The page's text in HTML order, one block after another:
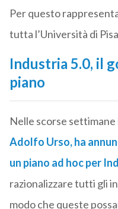
Per questo
tutta l’Università di
Industria 5.0, il
piano
Nelle scorse settimane
Adolfo Urso, ha
un piano ad hoc per
razionalizzare tutti gli
modo che queste